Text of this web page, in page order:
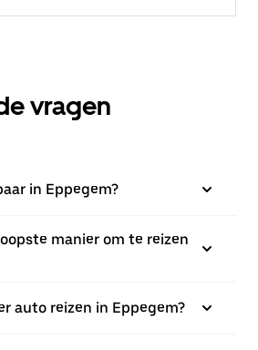
vragen
in Eppegem?
manier om te reizen
auto reizen in Eppegem?